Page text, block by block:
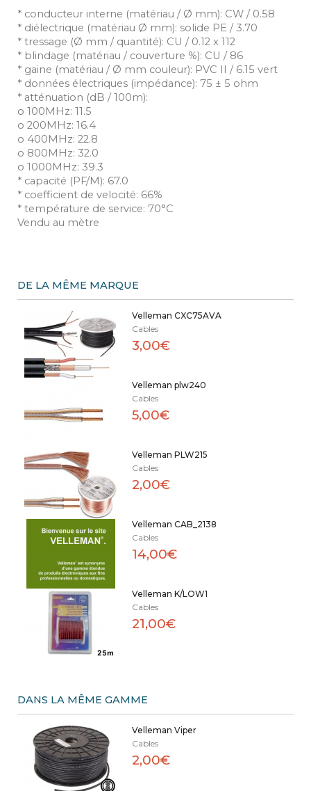
* conducteur interne (matériau / Ø mm): CW / 0.58
* diélectrique (matériau Ø mm): solide PE / 3.70
* tressage (Ø mm / quantité): CU / 0.12 x 112
* blindage (matériau / couverture %): CU / 86
* gaine (matériau / Ø mm couleur): PVC II / 6.15 vert
* données électriques (impédance): 75 ± 5 ohm
* atténuation (dB / 100m):
o 100MHz: 11.5
o 200MHz: 16.4
o 400MHz: 22.8
o 800MHz: 32.0
o 1000MHz: 39.3
* capacité (PF/M): 67.0
* coefficient de velocité: 66%
* température de service: 70°C
Vendu au mètre
DE LA MÊME MARQUE
Velleman CXC75AVA
Cables
3,00€
Velleman plw240
Cables
5,00€
Velleman PLW215
Cables
2,00€
Velleman CAB_2138
Cables
14,00€
Velleman K/LOW1
Cables
21,00€
DANS LA MÊME GAMME
Velleman Viper
Cables
2,00€